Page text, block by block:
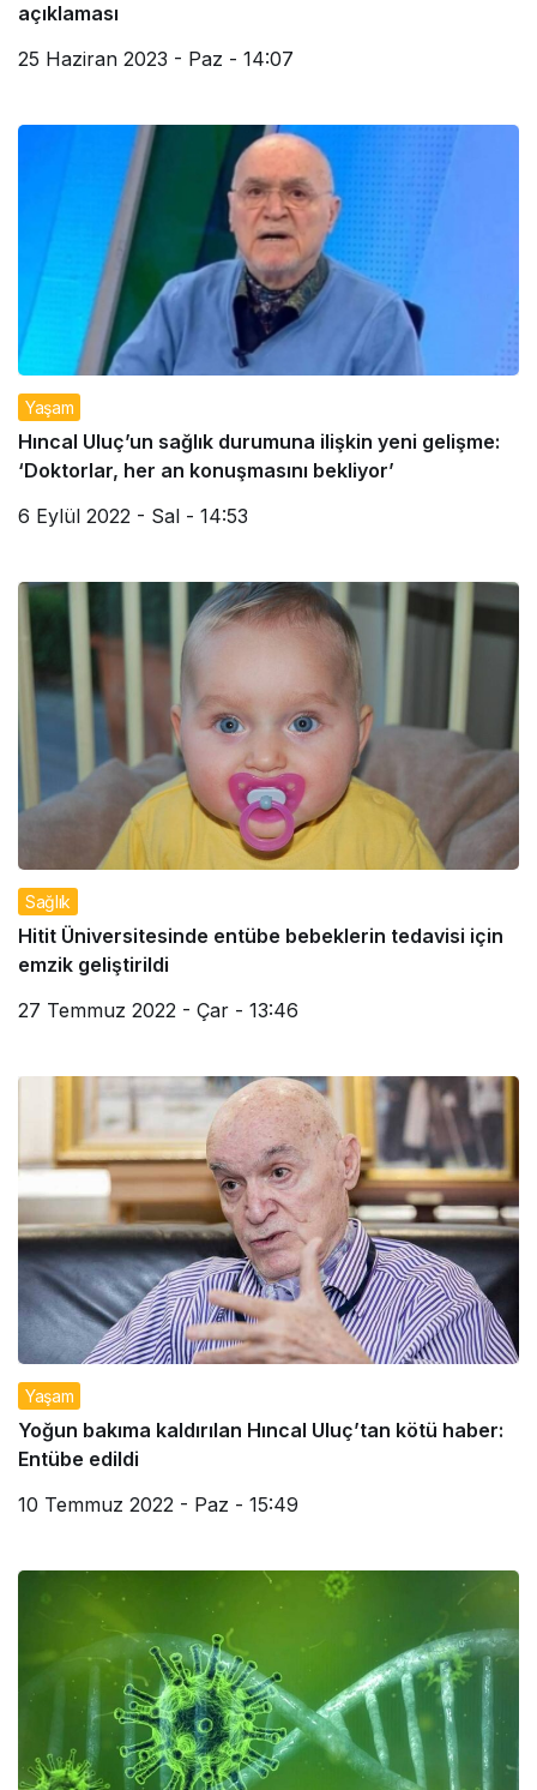
açıklaması
25 Haziran 2023 - Paz - 14:07
Yaşam
Hıncal Uluç’un sağlık durumuna ilişkin yeni gelişme:
‘Doktorlar, her an konuşmasını bekliyor’
6 Eylül 2022 - Sal - 14:53
Sağlık
Hitit Üniversitesinde entübe bebeklerin tedavisi için
emzik geliştirildi
27 Temmuz 2022 - Çar - 13:46
Yaşam
Yoğun bakıma kaldırılan Hıncal Uluç’tan kötü haber:
Entübe edildi
10 Temmuz 2022 - Paz - 15:49